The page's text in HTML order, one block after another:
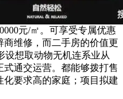
元/㎡。可享受专属优惠
维修，而二手房的价值更
设想取动物无机连系业从
式通交运营。都能够拨打售
要求高的家庭；项目拟建